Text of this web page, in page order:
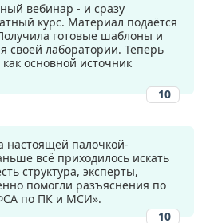
вебинар - и сразу
курс. Материал подаётся
готовые шаблоны и
своей лаборатории. Теперь
основной источник
10
настоящей палочкой-
всё приходилось искать
структура, эксперты,
помогли разъяснения по
по ПК и МСИ».
10